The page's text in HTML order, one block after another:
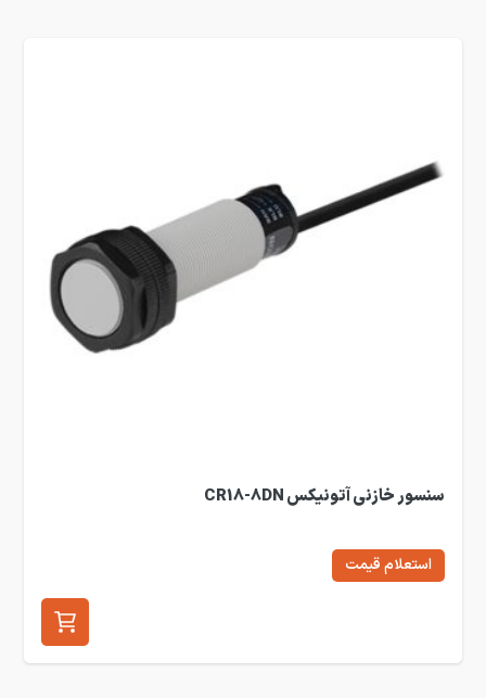
سنسور خازنی آتونیکس CR18-8DN
استعلام قیمت